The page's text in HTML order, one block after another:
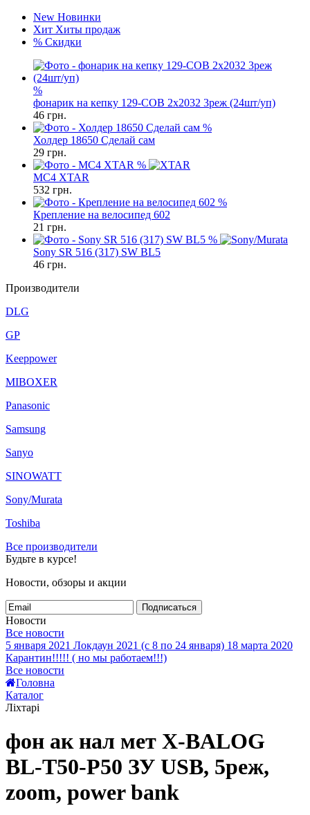
New Новинки
Хит Хиты продаж
% Скидки
%
фонарик на кепку 129-COB 2x2032 3реж (24шт/уп)
46 грн.
%
Холдер 18650 Сделай сам
29 грн.
%
MC4 XTAR
532 грн.
%
Крепление на велосипед 602
21 грн.
%
Sony SR 516 (317) SW BL5
46 грн.
Производители
DLG
GP
Keeppower
MIBOXER
Panasonic
Samsung
Sanyo
SINOWATT
Sony/Murata
Toshiba
Все производители
Будьте в курсе!
Новости, обзоры и акции
Подписаться
Новости
Все новости
5 января 2021 Локдаун 2021 (с 8 по 24 января) 18 марта 2020
Карантин!!!!! ( но мы работаем!!!)
Все новости
Головна
Каталог
Ліхтарі
фон ак нал мет X-BALOG
BL-T50-P50 ЗУ USB, 5реж,
zoom, power bank